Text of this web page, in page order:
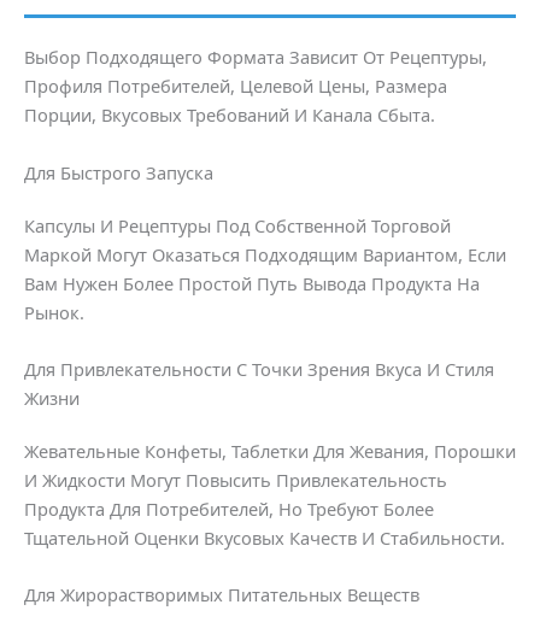
Выбор Подходящего Формата Зависит От Рецептуры,
Профиля Потребителей, Целевой Цены, Размера
Порции, Вкусовых Требований И Канала Сбыта.
Для Быстрого Запуска
Капсулы И Рецептуры Под Собственной Торговой
Маркой Могут Оказаться Подходящим Вариантом, Если
Вам Нужен Более Простой Путь Вывода Продукта На
Рынок.
Для Привлекательности С Точки Зрения Вкуса И Стиля
Жизни
Жевательные Конфеты, Таблетки Для Жевания, Порошки
И Жидкости Могут Повысить Привлекательность
Продукта Для Потребителей, Но Требуют Более
Тщательной Оценки Вкусовых Качеств И Стабильности.
Для Жирорастворимых Питательных Веществ